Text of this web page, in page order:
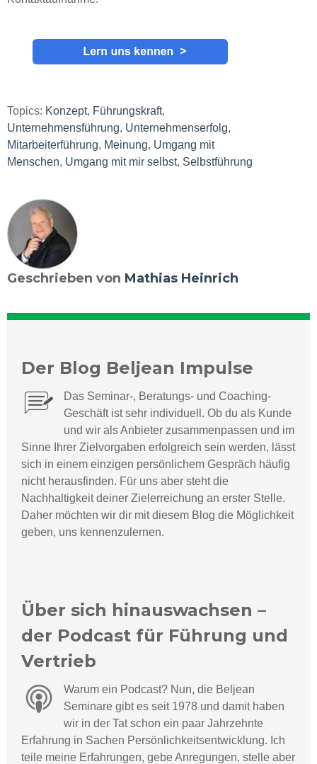
Topics: Konzept, Führungskraft,
Unternehmensführung, Unternehmenserfolg,
Mitarbeiterführung, Meinung, Umgang mit
Menschen, Umgang mit mir selbst, Selbstführung
Geschrieben von Mathias Heinrich
Der Blog Beljean Impulse
Das Seminar-, Beratungs- und Coaching-
Geschäft ist sehr individuell. Ob du als Kunde
und wir als Anbieter zusammenpassen und im
Sinne Ihrer Zielvorgaben erfolgreich sein werden, lässt
sich in einem einzigen persönlichem Gespräch häufig
nicht herausfinden. Für uns aber steht die
Nachhaltigkeit deiner Zielerreichung an erster Stelle.
Daher möchten wir dir mit diesem Blog die Möglichkeit
geben, uns kennenzulernen.
Über sich hinauswachsen –
der Podcast für Führung und
Vertrieb
Warum ein Podcast? Nun, die Beljean
Seminare gibt es seit 1978 und damit haben
wir in der Tat schon ein paar Jahrzehnte
Erfahrung in Sachen Persönlichkeitsentwicklung. Ich
teile meine Erfahrungen, gebe Anregungen, stelle aber